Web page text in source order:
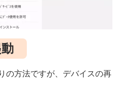
の方法ですが、デバイスの再